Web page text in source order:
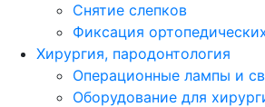
Снятие слепков
Фиксация
Хирургия, пародонтология
Операционные лампы и
Оборудование для